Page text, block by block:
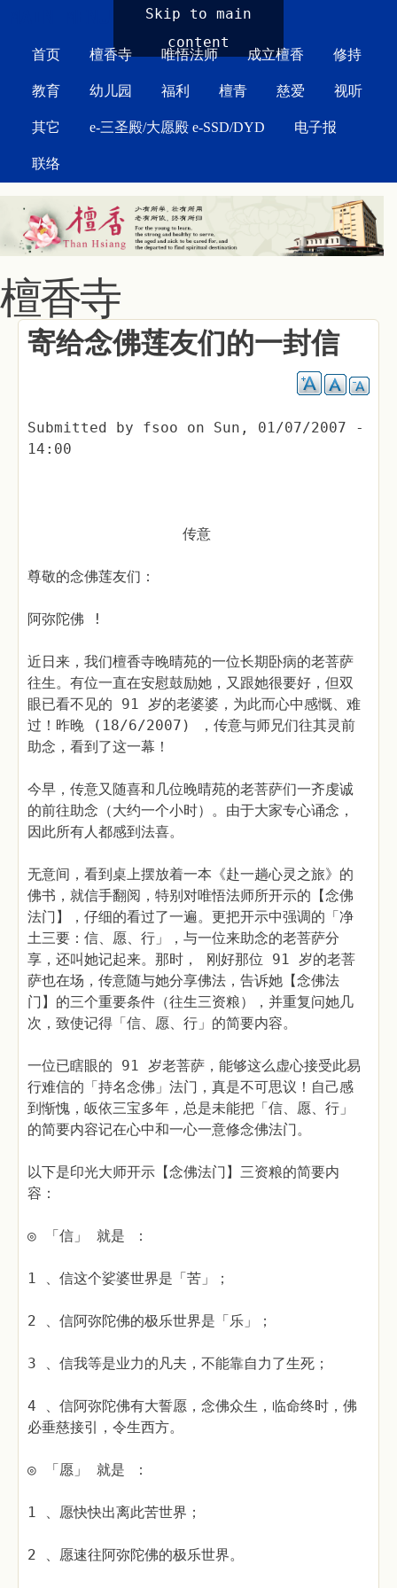
Skip to main
content
首页 檀香寺 唯悟法师 成立檀香 修持
教育 幼儿园 福利 檀青 慈爱 视听
其它 e-三圣殿/大愿殿 e-SSD/DYD 电子报
联络
檀香寺
寄给念佛莲友们的一封信
Submitted by fsoo on Sun, 01/07/2007 -
14:00
传意
尊敬的念佛莲友们：
阿弥陀佛 !
近日来，我们檀香寺晚晴苑的一位长期卧病的老菩萨
往生。有位一直在安慰鼓励她，又跟她很要好，但双
眼已看不见的 91 岁的老婆婆，为此而心中感慨、难
过！昨晚 (18/6/2007) ，传意与师兄们往其灵前
助念，看到了这一幕！
今早，传意又随喜和几位晚晴苑的老菩萨们一齐虔诚
的前往助念（大约一个小时）。由于大家专心诵念，
因此所有人都感到法喜。
无意间，看到桌上摆放着一本《赴一趟心灵之旅》的
佛书，就信手翻阅，特别对唯悟法师所开示的【念佛
法门】，仔细的看过了一遍。更把开示中强调的「净
土三要：信、愿、行」，与一位来助念的老菩萨分
享，还叫她记起来。那时， 刚好那位 91 岁的老菩
萨也在场，传意随与她分享佛法，告诉她【念佛法
门】的三个重要条件（往生三资粮），并重复问她几
次，致使记得「信、愿、行」的简要内容。
一位已瞎眼的 91 岁老菩萨，能够这么虚心接受此易
行难信的「持名念佛」法门，真是不可思议！自己感
到惭愧，皈依三宝多年，总是未能把「信、愿、行」
的简要内容记在心中和一心一意修念佛法门。
以下是印光大师开示【念佛法门】三资粮的简要内
容：
◎ 「信」 就是 ：
1 、信这个娑婆世界是「苦」；
2 、信阿弥陀佛的极乐世界是「乐」；
3 、信我等是业力的凡夫，不能靠自力了生死；
4 、信阿弥陀佛有大誓愿，念佛众生，临命终时，佛
必垂慈接引，令生西方。
◎ 「愿」 就是 ：
1 、愿快快出离此苦世界；
2 、愿速往阿弥陀佛的极乐世界。